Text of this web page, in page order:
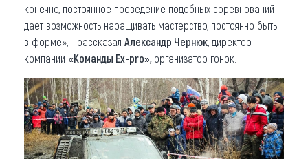
конечно, постоянное проведение подобных соревнований
дает возможность наращивать мастерство, постоянно быть
в форме», - рассказал Александр Чернюк , директор
компании «Команды Ex-pro», организатор гонок.